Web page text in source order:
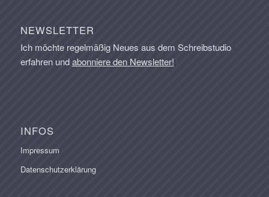
NEWSLETTER
Ich möchte regelmäßig Neues aus dem Schreibstudio
erfahren undabonniere den Newsletter!
INFOS
Impressum
Datenschutzerklärung